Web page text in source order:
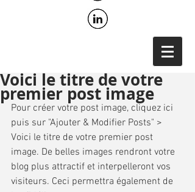
Voici le titre de votre
premier post image
Pour créer votre post image, cliquez ici
puis sur "Ajouter & Modifier Posts" >
Voici le titre de votre premier post
image. De belles images rendront votre
blog plus attractif et interpelleront vos
visiteurs. Ceci permettra également de